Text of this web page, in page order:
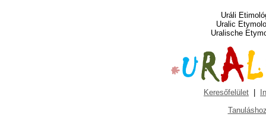
Uráli
Uralic
Uralische
Keresőfelület